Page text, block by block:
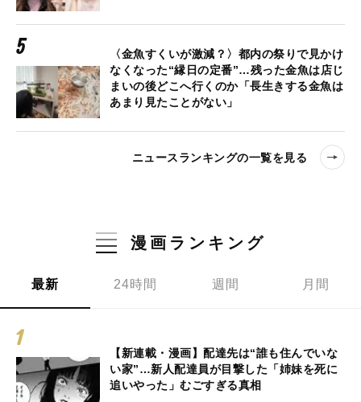
〈金魚すくいが激減？〉都内の祭りで見かけ
なくなった“縁日の定番”…残った金魚は店じ
まいの後どこへ行くのか「長生きする金魚は
あまり見たことがない」
ニュースランキングの一覧を見る
漫画ランキング
最新 24時間 週間 月間
【新連載・漫画】配達先は“誰も住んでいな
い家”…新人配達員が目撃した「姉妹を死に
追いやった」むごすぎる真相